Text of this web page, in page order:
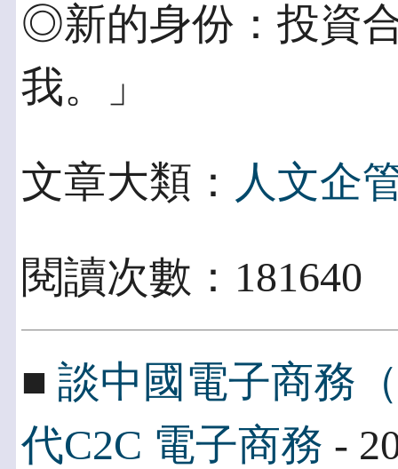
◎新的身份：投資
我。」
文章大類： 人文企
閱讀次數：
■ 談中國電子商務
代C2C 電子商務 -